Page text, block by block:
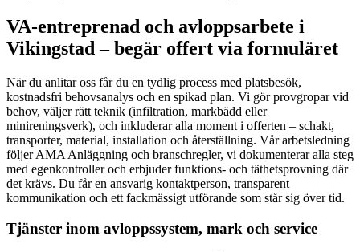
VA-entreprenad och avloppsarbete i
Vikingstad – begär offert via formuläret
När du anlitar oss får du en tydlig process med platsbesök,
kostnadsfri behovsanalys och en spikad plan. Vi gör provgropar vid
behov, väljer rätt teknik (infiltration, markbädd eller
minireningsverk), och inkluderar alla moment i offerten – schakt,
transporter, material, installation och återställning. Vår arbetsledning
följer AMA Anläggning och branschregler, vi dokumenterar alla steg
med egenkontroller och erbjuder funktions- och täthetsprovning där
det krävs. Du får en ansvarig kontaktperson, transparent
kommunikation och ett fackmässigt utförande som står sig över tid.
Tjänster inom avloppssystem, mark och service